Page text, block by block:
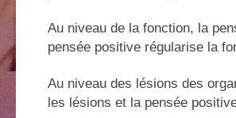
Au niveau de la fonction, la
pensée positive régularise la
Au niveau des lésions des
les lésions et la pensée